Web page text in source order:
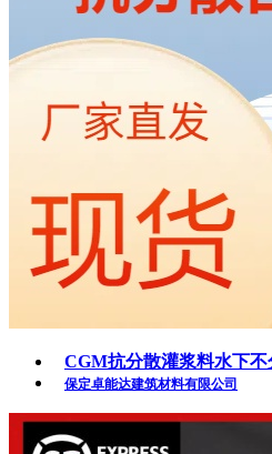
CGM抗分散灌浆料水下不
保定卓能达建筑材料有限公司